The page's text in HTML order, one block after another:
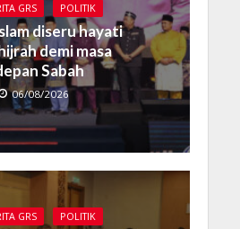
GRS POLITIK
diseru hayati
demi masa
Sabah
06/08/2026
GRS POLITIK